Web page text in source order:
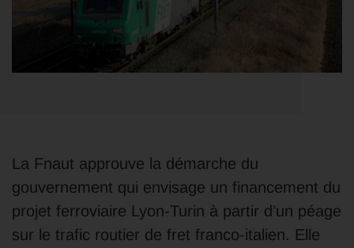
La Fnaut approuve la démarche du
gouvernement qui envisage un financement du
projet ferroviaire Lyon-Turin à partir d’un péage
sur le trafic routier de fret franco-italien. Elle